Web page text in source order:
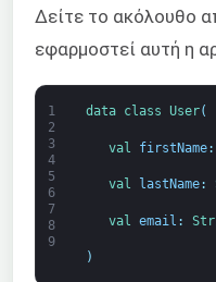
Δείτε το ακόλουθο
εφαρμοστεί αυτή η
1
2
3
4
5
6
7
8
9
data class User(
val firstName:
val lastName:
val email :
)